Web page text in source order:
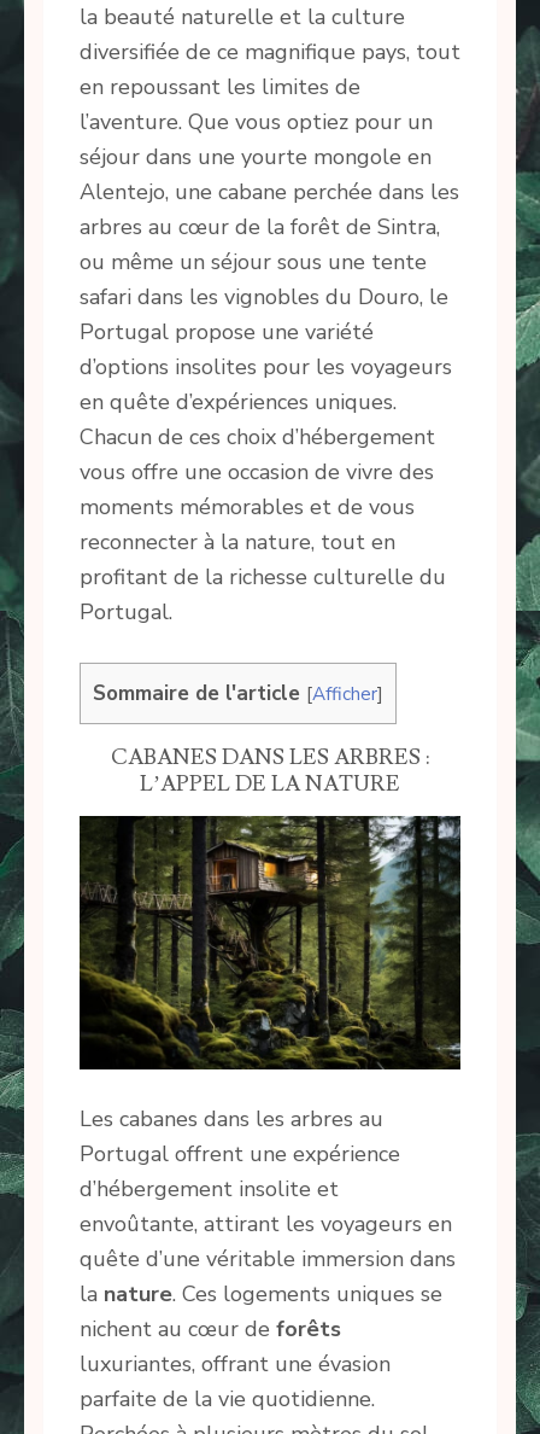
la beauté naturelle et la culture
diversifiée de ce magnifique pays, tout
en repoussant les limites de
l’aventure. Que vous optiez pour un
séjour dans une yourte mongole en
Alentejo, une cabane perchée dans les
arbres au cœur de la forêt de Sintra,
ou même un séjour sous une tente
safari dans les vignobles du Douro, le
Portugal propose une variété
d’options insolites pour les voyageurs
en quête d’expériences uniques.
Chacun de ces choix d’hébergement
vous offre une occasion de vivre des
moments mémorables et de vous
reconnecter à la nature, tout en
profitant de la richesse culturelle du
Portugal.
Sommaire de l'article [Afficher]
CABANES DANS LES ARBRES :
L’APPEL DE LA NATURE
Les cabanes dans les arbres au
Portugal offrent une expérience
d’hébergement insolite et
envoûtante, attirant les voyageurs en
quête d’une véritable immersion dans
la nature. Ces logements uniques se
nichent au cœur de forêts
luxuriantes, offrant une évasion
parfaite de la vie quotidienne.